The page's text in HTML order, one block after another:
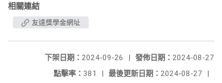
相關連結
友達獎學金網址
發佈日期： 2024-08-27
下架日期： 2024-09-26
|
最後更新日期： 2024-08-27 |
點擊率： 381 |